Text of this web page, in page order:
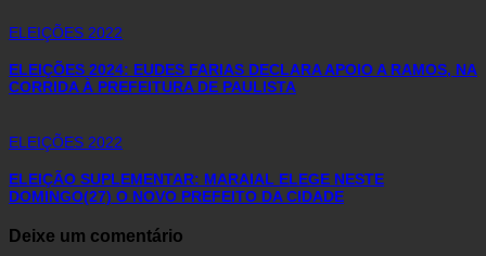
ELEIÇÕES 2022
ELEIÇÕES 2024: EUDES FARIAS DECLARA APOIO A RAMOS, NA
CORRIDA À PREFEITURA DE PAULISTA
ELEIÇÕES 2022
ELEIÇÃO SUPLEMENTAR: MARAIAL ELEGE NESTE
DOMINGO(27) O NOVO PREFEITO DA CIDADE
Deixe um comentário